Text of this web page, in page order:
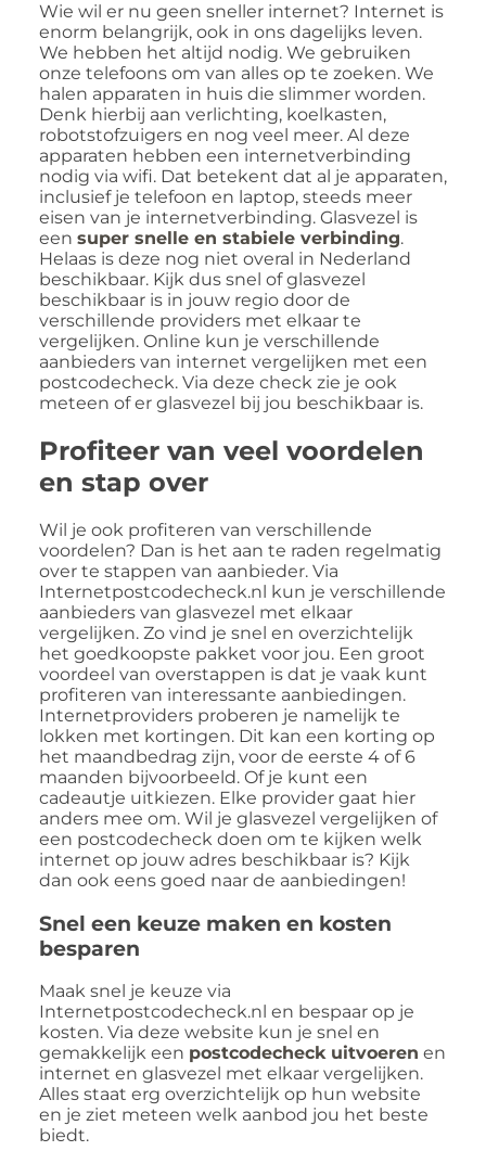
Wie wil er nu geen sneller internet? Internet is
enorm belangrijk, ook in ons dagelijks leven.
We hebben het altijd nodig. We gebruiken
onze telefoons om van alles op te zoeken. We
halen apparaten in huis die slimmer worden.
Denk hierbij aan verlichting, koelkasten,
robotstofzuigers en nog veel meer. Al deze
apparaten hebben een internetverbinding
nodig via wifi. Dat betekent dat al je apparaten,
inclusief je telefoon en laptop, steeds meer
eisen van je internetverbinding. Glasvezel is
een super snelle en stabiele verbinding.
Helaas is deze nog niet overal in Nederland
beschikbaar. Kijk dus snel of glasvezel
beschikbaar is in jouw regio door de
verschillende providers met elkaar te
vergelijken. Online kun je verschillende
aanbieders van internet vergelijken met een
postcodecheck. Via deze check zie je ook
meteen of er glasvezel bij jou beschikbaar is.
Profiteer van veel voordelen
en stap over
Wil je ook profiteren van verschillende
voordelen? Dan is het aan te raden regelmatig
over te stappen van aanbieder. Via
Internetpostcodecheck.nl kun je verschillende
aanbieders van glasvezel met elkaar
vergelijken. Zo vind je snel en overzichtelijk
het goedkoopste pakket voor jou. Een groot
voordeel van overstappen is dat je vaak kunt
profiteren van interessante aanbiedingen.
Internetproviders proberen je namelijk te
lokken met kortingen. Dit kan een korting op
het maandbedrag zijn, voor de eerste 4 of 6
maanden bijvoorbeeld. Of je kunt een
cadeautje uitkiezen. Elke provider gaat hier
anders mee om. Wil je glasvezel vergelijken of
een postcodecheck doen om te kijken welk
internet op jouw adres beschikbaar is? Kijk
dan ook eens goed naar de aanbiedingen!
Snel een keuze maken en kosten
besparen
Maak snel je keuze via
Internetpostcodecheck.nl en bespaar op je
kosten. Via deze website kun je snel en
gemakkelijk een postcodecheck uitvoeren en
internet en glasvezel met elkaar vergelijken.
Alles staat erg overzichtelijk op hun website
en je ziet meteen welk aanbod jou het beste
biedt.